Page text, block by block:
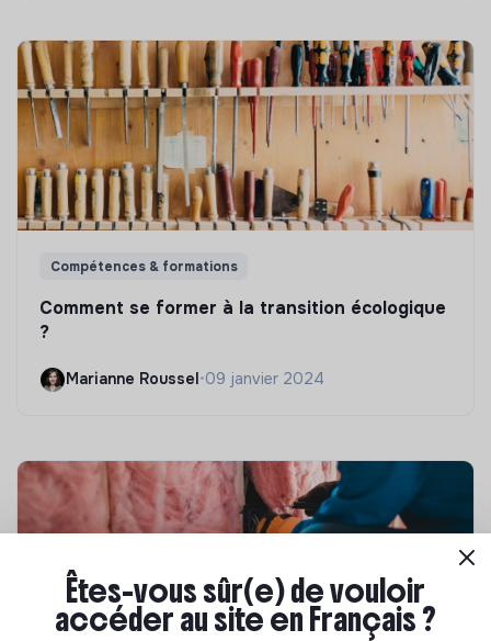
Compétences & formations
Comment se former à la transition écologique
?
Marianne Roussel •09 janvier 2024
Êtes-vous sûr(e) de vouloir
accéder au site en Français ?